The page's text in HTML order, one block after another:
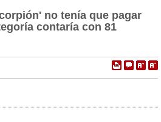
no tenía que pagar
contaría con 81